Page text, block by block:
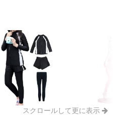
スクロールして更に表示